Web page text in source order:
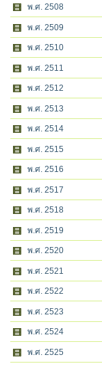
พ.ศ. 2508
พ.ศ. 2509
พ.ศ. 2510
พ.ศ. 2511
พ.ศ. 2512
พ.ศ. 2513
พ.ศ. 2514
พ.ศ. 2515
พ.ศ. 2516
พ.ศ. 2517
พ.ศ. 2518
พ.ศ. 2519
พ.ศ. 2520
พ.ศ. 2521
พ.ศ. 2522
พ.ศ. 2523
พ.ศ. 2524
พ.ศ. 2525